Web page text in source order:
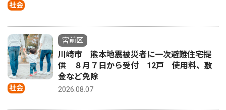
社会
社会
宮前区
川崎市 熊本地震被災者に一次避難住宅提
供 ８月７日から受付 12戸 使用料、敷
金など免除
2026.08.07